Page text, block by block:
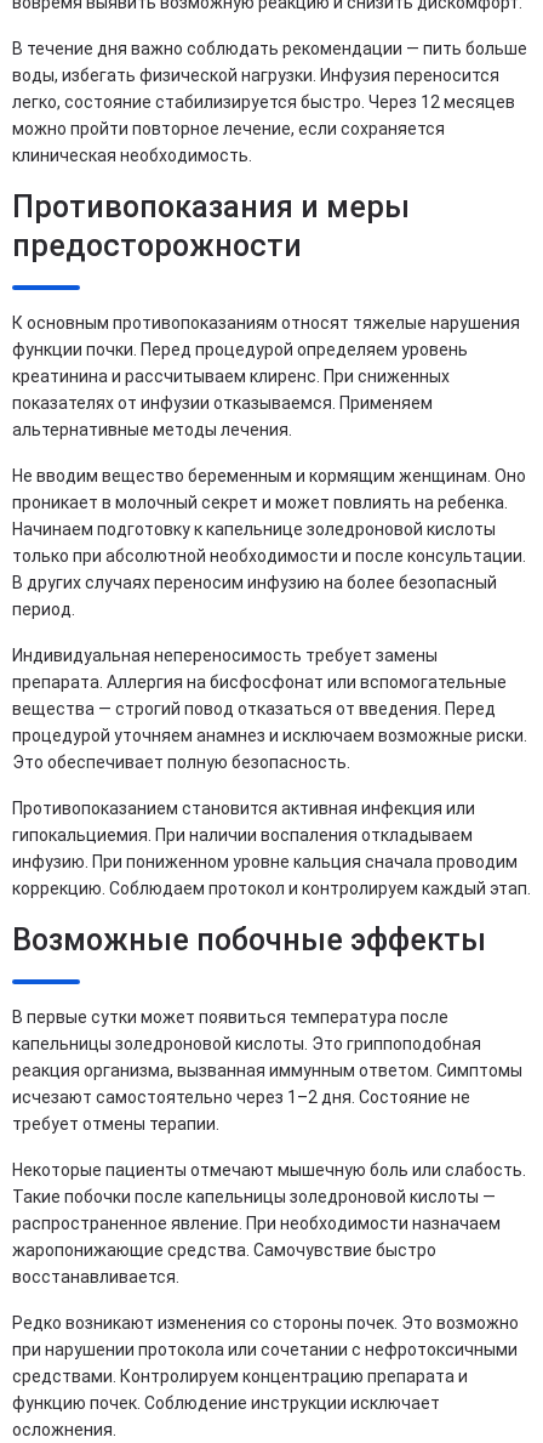
В течение дня важно соблюдать рекомендации — пить больше
воды, избегать физической нагрузки. Инфузия переносится
легко, состояние стабилизируется быстро. Через 12 месяцев
можно пройти повторное лечение, если сохраняется
клиническая необходимость.
Противопоказания и меры
предосторожности
К основным противопоказаниям относят тяжелые нарушения
функции почки. Перед процедурой определяем уровень
креатинина и рассчитываем клиренс. При сниженных
показателях от инфузии отказываемся. Применяем
альтернативные методы лечения.
Не вводим вещество беременным и кормящим женщинам. Оно
проникает в молочный секрет и может повлиять на ребенка.
Начинаем подготовку к капельнице золедроновой кислоты
только при абсолютной необходимости и после консультации.
В других случаях переносим инфузию на более безопасный
период.
Индивидуальная непереносимость требует замены
препарата. Аллергия на бисфосфонат или вспомогательные
вещества — строгий повод отказаться от введения. Перед
процедурой уточняем анамнез и исключаем возможные риски.
Это обеспечивает полную безопасность.
Противопоказанием становится активная инфекция или
гипокальциемия. При наличии воспаления откладываем
инфузию. При пониженном уровне кальция сначала проводим
коррекцию. Соблюдаем протокол и контролируем каждый этап.
Возможные побочные эффекты
В первые сутки может появиться температура после
капельницы золедроновой кислоты. Это гриппоподобная
реакция организма, вызванная иммунным ответом. Симптомы
исчезают самостоятельно через 1–2 дня. Состояние не
требует отмены терапии.
Некоторые пациенты отмечают мышечную боль или слабость.
Такие побочки после капельницы золедроновой кислоты —
распространенное явление. При необходимости назначаем
жаропонижающие средства. Самочувствие быстро
восстанавливается.
Редко возникают изменения со стороны почек. Это возможно
при нарушении протокола или сочетании с нефротоксичными
средствами. Контролируем концентрацию препарата и
функцию почек. Соблюдение инструкции исключает
осложнения.